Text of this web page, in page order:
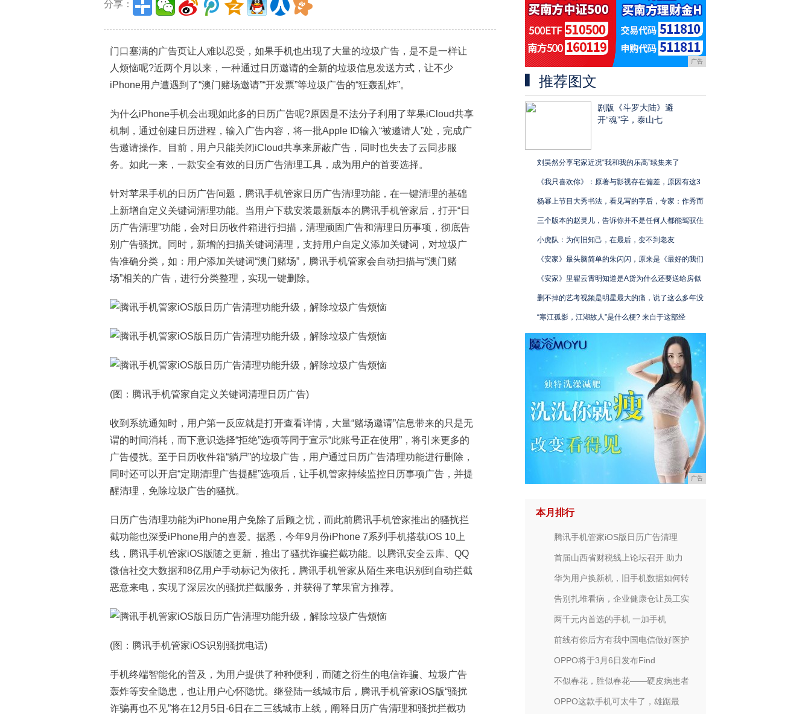
分享：
门口塞满的广告页让人难以忍受，如果手机也出现了大量的垃圾广告，是不是一样让
人烦恼呢?近两个月以来，一种通过日历邀请的全新的垃圾信息发送方式，让不少
iPhone用户遭遇到了“澳门赌场邀请”“开发票”等垃圾广告的“狂轰乱炸”。
为什么iPhone手机会出现如此多的日历广告呢?原因是不法分子利用了苹果iCloud共享
机制，通过创建日历进程，输入广告内容，将一批Apple ID输入“被邀请人”处，完成广
告邀请操作。目前，用户只能关闭iCloud共享来屏蔽广告，同时也失去了云同步服
务。如此一来，一款安全有效的日历广告清理工具，成为用户的首要选择。
针对苹果手机的日历广告问题，腾讯手机管家日历广告清理功能，在一键清理的基础
上新增自定义关键词清理功能。当用户下载安装最新版本的腾讯手机管家后，打开“日
历广告清理”功能，会对日历收件箱进行扫描，清理顽固广告和清理日历事项，彻底告
别广告骚扰。同时，新增的扫描关键词清理，支持用户自定义添加关键词，对垃圾广
告准确分类，如：用户添加关键词“澳门赌场”，腾讯手机管家会自动扫描与“澳门赌
场”相关的广告，进行分类整理，实现一键删除。
(图：腾讯手机管家自定义关键词清理日历广告)
收到系统通知时，用户第一反应就是打开查看详情，大量“赌场邀请”信息带来的只是无
谓的时间消耗，而下意识选择“拒绝”选项等同于宣示“此账号正在使用”，将引来更多的
广告侵扰。至于日历收件箱“躺尸”的垃圾广告，用户通过日历广告清理功能进行删除，
同时还可以开启“定期清理广告提醒”选项后，让手机管家持续监控日历事项广告，并提
醒清理，免除垃圾广告的骚扰。
日历广告清理功能为iPhone用户免除了后顾之忧，而此前腾讯手机管家推出的骚扰拦
截功能也深受iPhone用户的喜爱。据悉，今年9月份iPhone 7系列手机搭载iOS 10上
线，腾讯手机管家iOS版随之更新，推出了骚扰诈骗拦截功能。以腾讯安全云库、QQ
微信社交大数据和8亿用户手动标记为依托，腾讯手机管家从陌生来电识别到自动拦截
恶意来电，实现了深层次的骚扰拦截服务，并获得了苹果官方推荐。
(图：腾讯手机管家iOS识别骚扰电话)
手机终端智能化的普及，为用户提供了种种便利，而随之衍生的电信诈骗、垃圾广告
轰炸等安全隐患，也让用户心怀隐忧。继登陆一线城市后，腾讯手机管家iOS版“骚扰
诈骗再也不见”将在12月5日-6日在二三线城市上线，阐释日历广告清理和骚扰拦截功
广告
推荐图文
剧版《斗罗大陆》避
开“魂”字，泰山七
刘昊然分享宅家近况“我和我的乐高”续集来了
《我只喜欢你》：原著与影视存在偏差，原因有这3
杨幂上节目大秀书法，看见写的字后，专家：作秀而
三个版本的赵灵儿，告诉你并不是任何人都能驾驭住
小虎队：为何旧知己，在最后，变不到老友
《安家》最头脑简单的朱闪闪，原来是《最好的我们
《安家》里翟云霄明知道是A货为什么还要送给房似
删不掉的艺考视频是明星最大的痛，说了这么多年没
“寒江孤影，江湖故人”是什么梗? 来自于这部经
广告
本月排行
腾讯手机管家iOS版日历广告清理
首届山西省财税线上论坛召开 助力
华为用户换新机，旧手机数据如何转
告别扎堆看病，企业健康仓让员工实
两千元内首选的手机 一加手机
前线有你后方有我中国电信做好医护
OPPO将于3月6日发布Find
不似春花，胜似春花——硬皮病患者
OPPO这款手机可太牛了，雄踞最